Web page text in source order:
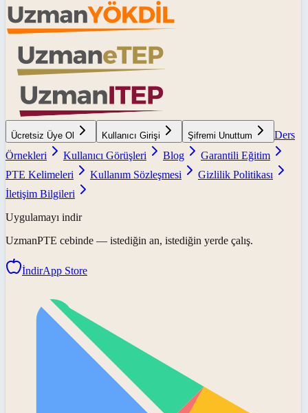
Ücretsiz Üye Ol Kullanıcı Girişi Şifremi Unuttum
Ders
Örnekleri
Kullanıcı Görüşleri Blog
Garantili Eğitim
PTE Kelimeleri
Kullanım Sözleşmesi
Gizlilik Politikası
İletişim Bilgileri
Uygulamayı indir
UzmanPTE cebinde — istediğin an, istediğin yerde çalış.
İndirApp Store